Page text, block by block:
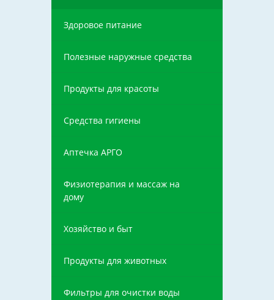
Здоровое питание
Полезные наружные средства
Продукты для красоты
Средства гигиены
Аптечка АРГО
Физиотерапия и массаж на
дому
Хозяйство и быт
Продукты для животных
Фильтры для очистки воды